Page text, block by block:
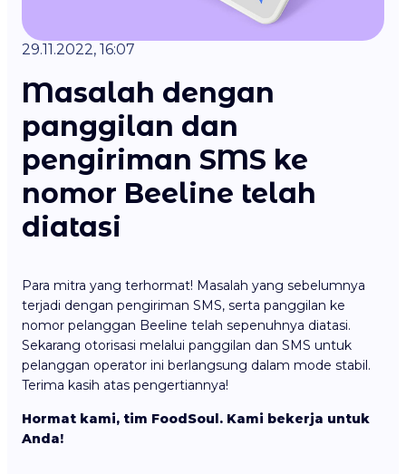
29.11.2022, 16:07
Masalah dengan
panggilan dan
pengiriman SMS ke
nomor Beeline telah
diatasi
Para mitra yang terhormat! Masalah yang sebelumnya
terjadi dengan pengiriman SMS, serta panggilan ke
nomor pelanggan Beeline telah sepenuhnya diatasi.
Sekarang otorisasi melalui panggilan dan SMS untuk
pelanggan operator ini berlangsung dalam mode stabil.
Terima kasih atas pengertiannya!
Hormat kami, tim FoodSoul. Kami bekerja untuk
Anda!